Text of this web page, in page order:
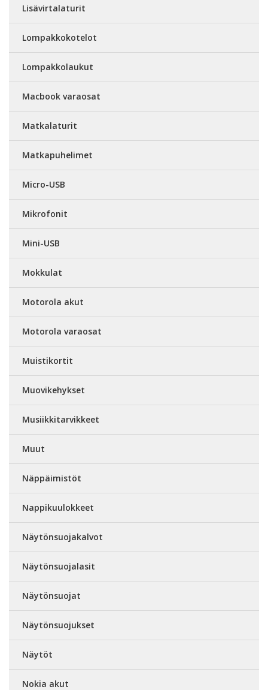
Lisävirtalaturit
Lompakkokotelot
Lompakkolaukut
Macbook varaosat
Matkalaturit
Matkapuhelimet
Micro-USB
Mikrofonit
Mini-USB
Mokkulat
Motorola akut
Motorola varaosat
Muistikortit
Muovikehykset
Musiikkitarvikkeet
Muut
Näppäimistöt
Nappikuulokkeet
Näytönsuojakalvot
Näytönsuojalasit
Näytönsuojat
Näytönsuojukset
Näytöt
Nokia akut